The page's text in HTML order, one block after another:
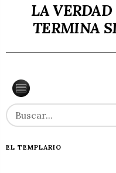
LA VERDAD
TERMINA
EL TEMPLARIO